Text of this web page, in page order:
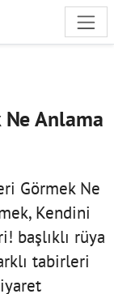
Ne Anlama
Görmek Ne
Kendini
başlıklı rüya
tabirleri